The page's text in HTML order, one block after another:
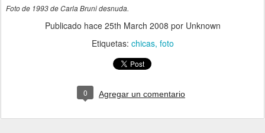
Foto de 1993 de Carla Bruni desnuda.
Publicado hace 25th March 2008 por Unknown
Etiquetas: chicas foto
0 Agregar un comentario